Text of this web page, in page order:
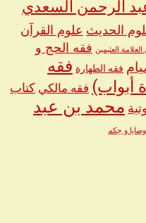
الرحمن السعدي
الحديث علوم القرآن
العثيمين فقه الحج و
فقه الطهارة فقه
أبواب) فقه مالكي كتاب
محمد بن عبد
وصايا و حِكم